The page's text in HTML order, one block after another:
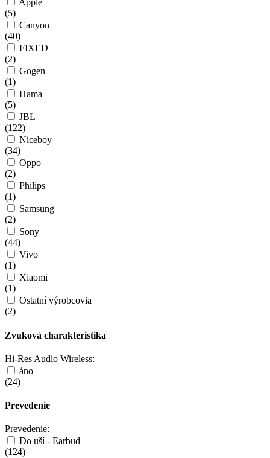
Apple
(5)
Canyon
(40)
FIXED
(2)
Gogen
(1)
Hama
(5)
JBL
(122)
Niceboy
(34)
Oppo
(2)
Philips
(1)
Samsung
(2)
Sony
(44)
Vivo
(1)
Xiaomi
(1)
Ostatní výrobcovia
(2)
Zvuková charakteristika
Hi-Res Audio Wireless:
áno
(24)
Prevedenie
Prevedenie:
Do uší - Earbud
(124)